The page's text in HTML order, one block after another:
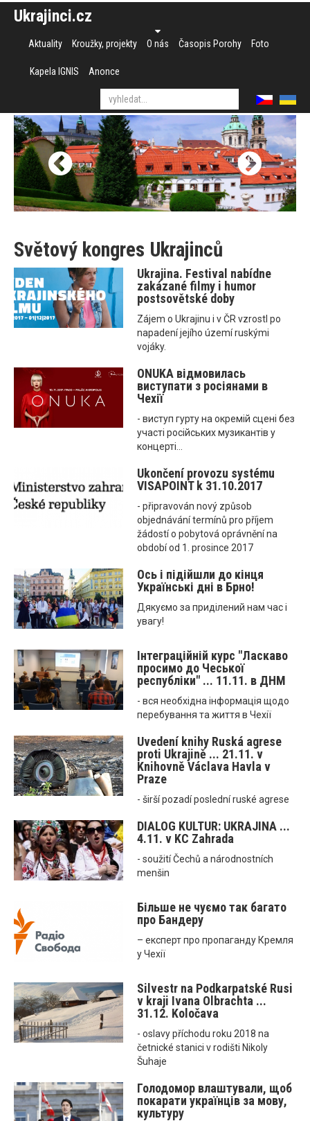
Ukrajinci.cz
Aktuality Kroužky, projekty O nás Časopis Porohy Foto
Kapela IGNIS Anonce
Světový kongres Ukrajinců
Ukrajina. Festival nabídne
zakázané filmy i humor
postsovětské doby
Zájem o Ukrajinu i v ČR vzrostl po
napadení jejího území ruskými
vojáky.
ONUKA відмовилась
виступати з росіянами в
Чехії
- виступ гурту на окремій сцені без
участі російських музикантів у
концерті...
Ukončení provozu systému
VISAPOINT k 31.10.2017
- připravován nový způsob
objednávání termínů pro příjem
žádostí o pobytová oprávnění na
období od 1. prosince 2017
Ось і підійшли до кінця
Українські дні в Брно!
Дякуємо за приділений нам час і
увагу!
Інтеграційній курс "Ласкаво
просимо до Чеської
республіки" ... 11.11. в ДНМ
- вся необхідна інформація щодо
перебування та життя в Чехії
Uvedení knihy Ruská agrese
proti Ukrajině ... 21.11. v
Knihovně Václava Havla v
Praze
- širší pozadí poslední ruské agrese
DIALOG KULTUR: UKRAJINA ...
4.11. v KC Zahrada
- soužití Čechů a národnostních
menšin
Більше не чуємо так багато
про Бандеру
– експерт про пропаганду Кремля
у Чехії
Silvestr na Podkarpatské Rusi
v kraji Ivana Olbrachta ...
31.12. Koločava
- oslavy příchodu roku 2018 na
četnické stanici v rodišti Nikoly
Šuhaje
Голодомор влаштували, щоб
покарати українців за мову,
культуру